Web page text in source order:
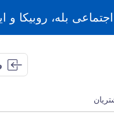
بله، روبیکا و